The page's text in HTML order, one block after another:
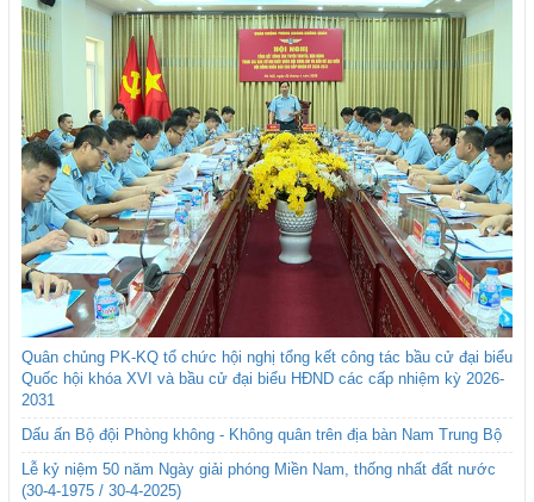
Quân chủng PK-KQ tổ chức hội nghị tổng kết công tác bầu cử đại biểu
Quốc hội khóa XVI và bầu cử đại biểu HĐND các cấp nhiệm kỳ 2026-
2031
Dấu ấn Bộ đội Phòng không - Không quân trên địa bàn Nam Trung Bộ
Lễ kỷ niệm 50 năm Ngày giải phóng Miền Nam, thống nhất đất nước
(30-4-1975 / 30-4-2025)